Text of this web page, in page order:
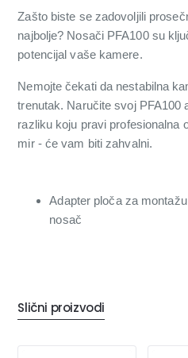
Zašto biste se zadovoljili
najbolje? Nosači PFA100 su
potencijal vaše kamere.
Nemojte čekati da nestabilna
trenutak. Naručite svoj PFA100
razliku koju pravi profesionalna
mir - će vam biti zahvalni.
Adapter ploča za
nosač
Slični proizvodi